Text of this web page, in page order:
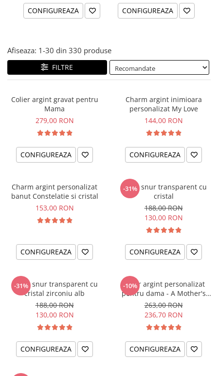
CONFIGUREAZA CONFIGUREAZA
Afiseaza: 1-30 din 330 produse
FILTRE
Colier argint gravat pentru
Mama
279,00 RON
CONFIGUREAZA
Charm argint inimioara
personalizat My Love
144,00 RON
CONFIGUREAZA
Charm argint personalizat
banut Constelatie si cristal
153,00 RON
CONFIGUREAZA
-31%
Colier snur transparent cu
cristal
188,00 RON
130,00 RON
CONFIGUREAZA
-31%
Colier snur transparent cu
cristal zirconiu alb
188,00 RON
130,00 RON
CONFIGUREAZA
-10%
Colier argint personalizat
pentru dama - A Mother's
Love
263,00 RON
236,70 RON
CONFIGUREAZA